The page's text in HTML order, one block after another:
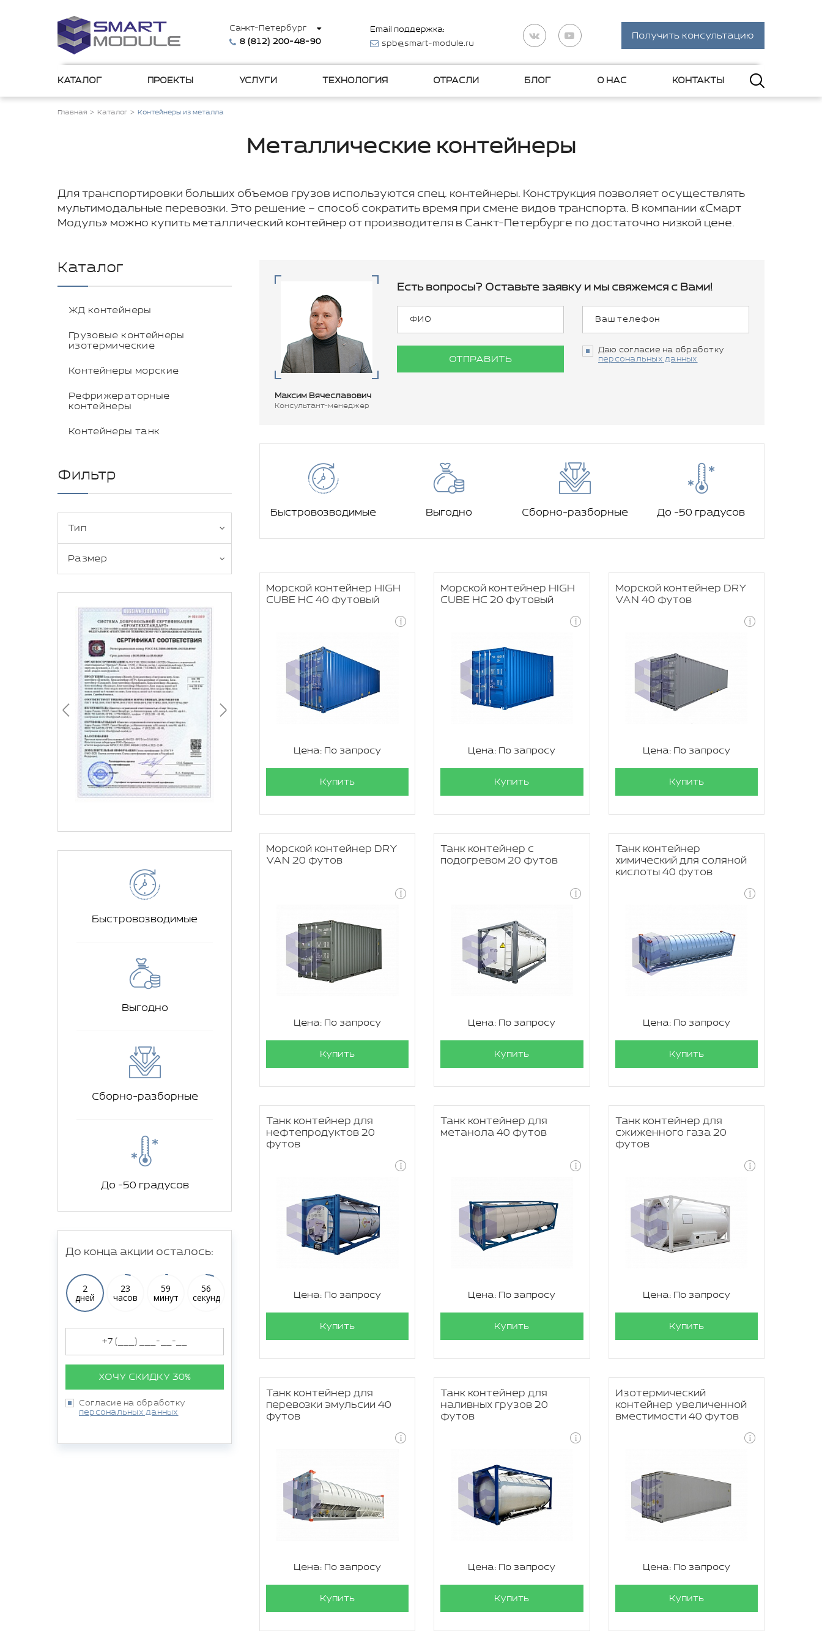
Санкт-Петербург
8 (812) 200-48-90
Email поддержка:
spb@smart-module.ru
Получить консультацию
КАТАЛОГ ПРОЕКТЫ УСЛУГИ ТЕХНОЛОГИЯ ОТРАСЛИ БЛОГ О НАС КОНТАКТЫ
Главная Каталог Контейнеры из металла
Металлические контейнеры
Для транспортировки больших объемов грузов используются спец. контейнеры. Конструкция позволяет осуществлять
мультимодальные перевозки. Это решение – способ сократить время при смене видов транспорта. В компании «Смарт
Модуль» можно купить металлический контейнер от производителя в Санкт-Петербурге по достаточно низкой цене.
Каталог
ЖД контейнеры
Грузовые контейнеры
изотермические
Контейнеры морские
Рефрижераторные
контейнеры
Контейнеры танк
Фильтр
Тип
Размер
Быстровозводимые
Выгодно
Сборно-разборные
До -50 градусов
До конца акции осталось:
2
дней
23
часов
59
минут
54
секунд
ХОЧУ СКИДКУ 30%
Согласие на обработку
персональных данных
Максим Вячеславович
Консультант-менеджер
Есть вопросы? Оставьте заявку и мы свяжемся с Вами!
ОТПРАВИТЬ
Даю согласие на обработку
персональных данных
Быстровозводимые Выгодно Сборно-разборные До -50 градусов
Морской контейнер HIGH
CUBE HC 40 футовый
Цена: По запросу
Купить
Морской контейнер HIGH
CUBE HC 20 футовый
Цена: По запросу
Купить
Морской контейнер DRY
VAN 40 футов
Цена: По запросу
Купить
Морской контейнер DRY
VAN 20 футов
Цена: По запросу
Купить
Танк контейнер с
подогревом 20 футов
Цена: По запросу
Купить
Танк контейнер
химический для соляной
кислоты 40 футов
Цена: По запросу
Купить
Танк контейнер для
нефтепродуктов 20
футов
Цена: По запросу
Купить
Танк контейнер для
метанола 40 футов
Цена: По запросу
Купить
Танк контейнер для
сжиженного газа 20
футов
Цена: По запросу
Купить
Танк контейнер для
перевозки эмульсии 40
футов
Цена: По запросу
Купить
Танк контейнер для
наливных грузов 20
футов
Цена: По запросу
Купить
Изотермический
контейнер увеличенной
вместимости 40 футов
Цена: По запросу
Купить